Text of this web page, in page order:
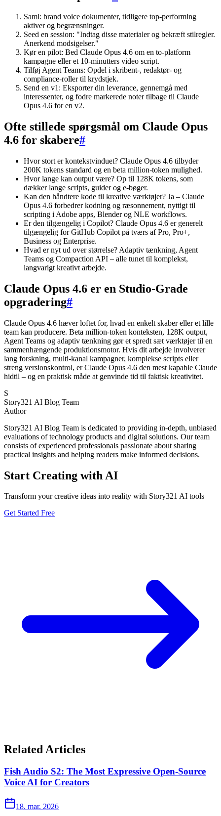
Saml: brand voice dokumenter, tidligere top-performing
aktiver og begrænsninger.
Seed en session: "Indtag disse materialer og bekræft stilregler.
Anerkend modsigelser."
Kør en pilot: Bed Claude Opus 4.6 om en to-platform
kampagne eller et 10-minutters video script.
Tilføj Agent Teams: Opdel i skribent-, redaktør- og
compliance-roller til krydstjek.
Send en v1: Eksporter din leverance, gennemgå med
interessenter, og fodre markerede noter tilbage til Claude
Opus 4.6 for en v2.
Ofte stillede spørgsmål om Claude Opus
4.6 for skabere#
Hvor stort er kontekstvinduet? Claude Opus 4.6 tilbyder
200K tokens standard og en beta million-token mulighed.
Hvor lange kan output være? Op til 128K tokens, som
dækker lange scripts, guider og e-bøger.
Kan den håndtere kode til kreative værktøjer? Ja – Claude
Opus 4.6 forbedrer kodning og ræsonnement, nyttigt til
scripting i Adobe apps, Blender og NLE workflows.
Er den tilgængelig i Copilot? Claude Opus 4.6 er generelt
tilgængelig for GitHub Copilot på tværs af Pro, Pro+,
Business og Enterprise.
Hvad er nyt ud over størrelse? Adaptiv tænkning, Agent
Teams og Compaction API – alle tunet til komplekst,
langvarigt kreativt arbejde.
Claude Opus 4.6 er en Studio-Grade
opgradering#
Claude Opus 4.6 hæver loftet for, hvad en enkelt skaber eller et lille
team kan producere. Beta million-token konteksten, 128K output,
Agent Teams og adaptiv tænkning gør et spredt sæt værktøjer til en
sammenhængende produktionsmotor. Hvis dit arbejde involverer
lang forskning, multi-kanal kampagner, komplekse scripts eller
streng versionskontrol, er Claude Opus 4.6 den mest kapable Claude
hidtil – og en praktisk måde at genvinde tid til faktisk kreativitet.
S
Story321 AI Blog Team
Author
Story321 AI Blog Team is dedicated to providing in-depth, unbiased
evaluations of technology products and digital solutions. Our team
consists of experienced professionals passionate about sharing
practical insights and helping readers make informed decisions.
Start Creating with AI
Transform your creative ideas into reality with Story321 AI tools
Get Started Free
Related Articles
Fish Audio S2: The Most Expressive Open-Source
Voice AI for Creators
18. mar. 2026